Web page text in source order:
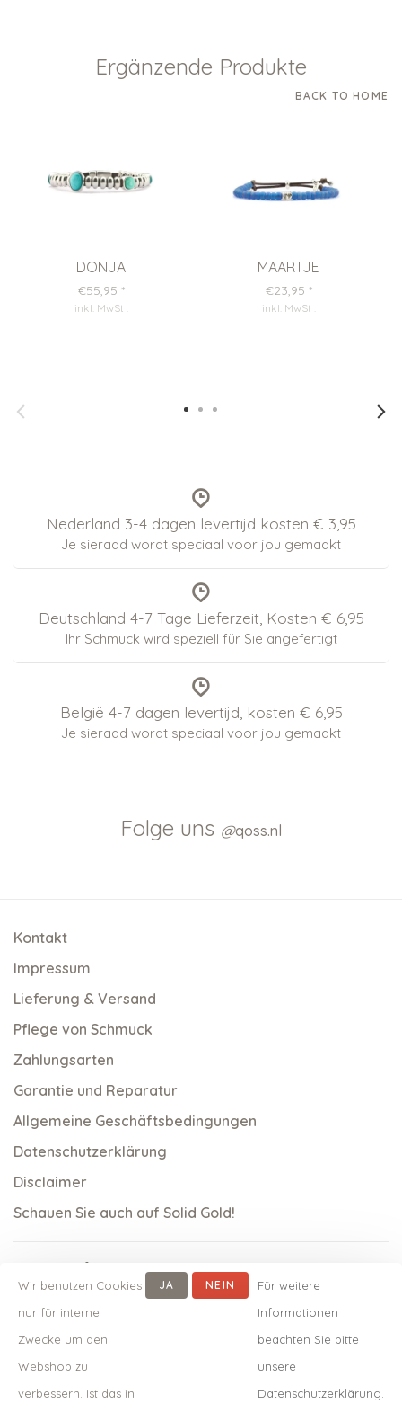
Ergänzende Produkte
BACK TO HOME
DONJA
€55,95 *
inkl. MwSt
MAARTJE
€23,95 *
inkl. MwSt
Nederland 3-4 dagen levertijd kosten € 3,95
Je sieraad wordt speciaal voor jou gemaakt
Deutschland 4-7 Tage Lieferzeit, Kosten € 6,95
Ihr Schmuck wird speziell für Sie angefertigt
België 4-7 dagen levertijd, kosten € 6,95
Je sieraad wordt speciaal voor jou gemaakt
Folge uns @qoss.nl
Kontakt
Impressum
Lieferung & Versand
Pflege von Schmuck
Zahlungsarten
Garantie und Reparatur
Allgemeine Geschäftsbedingungen
Datenschutzerklärung
Disclaimer
Schauen Sie auch auf Solid Gold!
© Copyright 2026 qoss.nl
Wir benutzen Cookies
nur für interne
Zwecke um den
Webshop zu
verbessern. Ist das in
JA NEIN
Für weitere
Informationen
beachten Sie bitte
unsere
Datenschutzerklärung.